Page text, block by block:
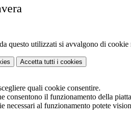
questo utilizzati si avvalgono di
Accetta tutti i cookies
quali cookie consentire.
consentono il funzionamento della
necessari al funzionamento potete